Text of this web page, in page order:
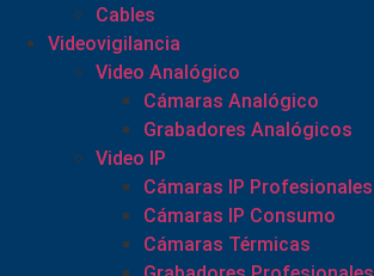
Cables
Videovigilancia
Video Analógico
Cámaras Analógico
Grabadores Analógicos
Video IP
Cámaras IP Profesionales
Cámaras IP Consumo
Cámaras Térmicas